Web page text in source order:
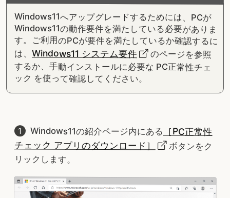
Windows11へアップグレードするためには、PCが
Windows11の動作要件を満たしている必要がありま
す。ご利用のPCが要件を満たしているか確認するに
は、 Windows11 システム要件 のページを参照
するか、手動インストールに必要な PC正常性チェ
ック を使って確認してください。
Windows11の紹介ページ内にある ［PC正常性
チェック アプリのダウンロード］ ボタンをク
リックします。